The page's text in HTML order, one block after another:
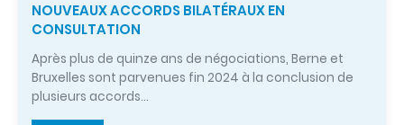
NOUVEAUX ACCORDS BILATÉRAUX EN
CONSULTATION
Après plus de quinze ans de négociations, Berne et
Bruxelles sont parvenues fin 2024 à la conclusion de
plusieurs accords…